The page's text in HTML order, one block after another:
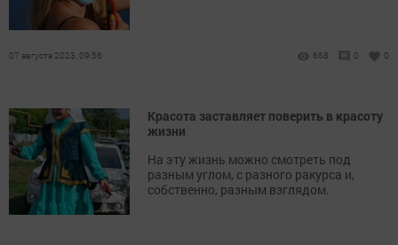
07 августа 2023, 09:56 668 0 0
Красота заставляет поверить в красоту
жизни
На эту жизнь можно смотреть под
разным углом, с разного ракурса и,
собственно, разным взглядом.